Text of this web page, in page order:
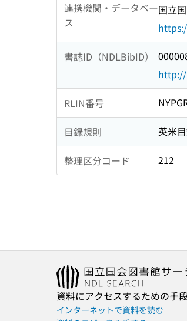
連携機関・データベー
ス
国立
書誌ID（NDLBibID）
http://
RLIN番号
目録規則 英米
整理区分コード 212
資料にアクセスするための手
インターネットで資料を読む